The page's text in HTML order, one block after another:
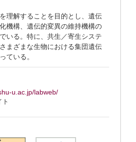
理解することを目的とし、遺伝
機構、遺伝的変異の維持機構の
いる。特に、共生／寄生システ
まざまな生物における集団遺伝
ている。
u.ac.jp/labweb/
ト